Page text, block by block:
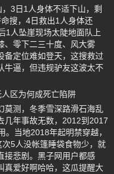
3日1人身体不适下山，剩
搜，4日救出1人身体还
1人坠崖现场太陡地面队上
、零下二三十度、风大雾
备定位难如登天，这搜救过
牛逼，但违规驴友这波太不
区为何成死亡陷阱
莫测，冬季雪深路滑石海乱
几年事故无数，2012到2017
当地2018年起明禁穿越，
5人没帐篷睡袋食物少，就
接悲剧。黑子网用户都感
真爱好啊哈哈，这瓜提醒大